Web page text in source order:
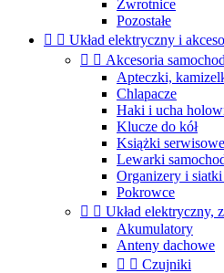
Zwrotnice
Pozostałe
  Układ elektryczny i
  Akcesoria
Apteczki,
Chlapacze
Haki i ucha
Klucze do kół
Książki serwisowe
Lewarki
Organizery i
Pokrowce
  Układ elektryczny,
Akumulatory
Anteny dachowe
  Czujniki